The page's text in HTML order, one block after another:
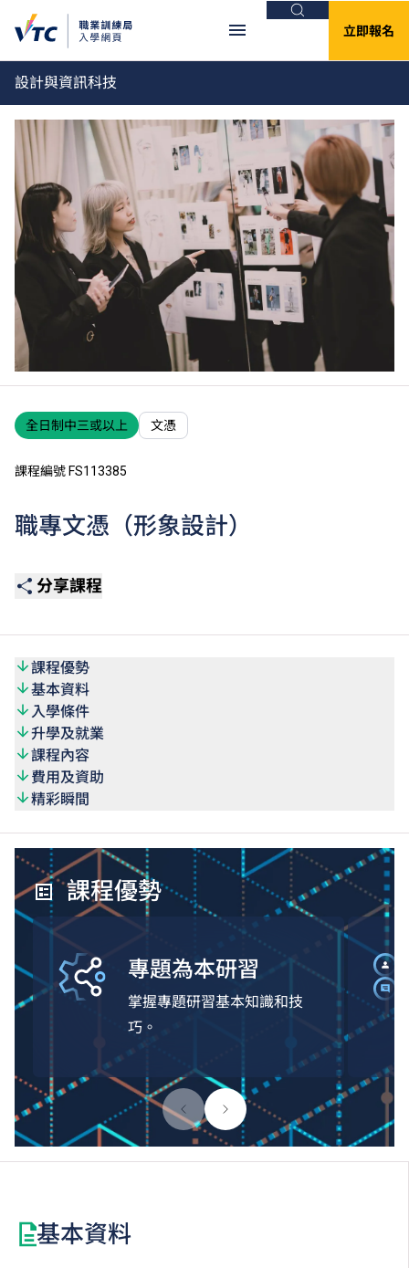
搜尋
立即報名
設計與資訊科技
全日制中三或以上 文憑
課程編號 FS113385
職專文憑（形象設計）
分享課程
課程優勢
基本資料
入學條件
升學及就業
課程內容
費用及資助
精彩瞬間
課程優勢
專題為本研習
掌握專題研習基本知識和技
巧。
基本資料